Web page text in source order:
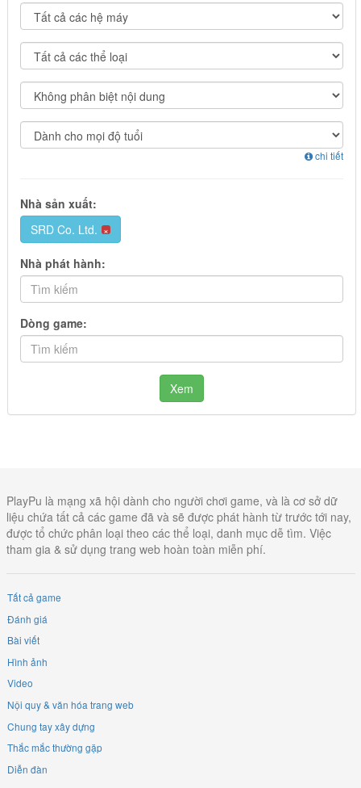
chi tiết
Nhà sản xuất:
SRD Co. Ltd. ×
Nhà phát hành:
Dòng game:
Xem
PlayPu là mạng xã hội dành cho người chơi game, và là cơ sở dữ
liệu chứa tất cả các game đã và sẽ được phát hành từ trước tới nay,
được tổ chức phân loại theo các thể loại, danh mục dễ tìm. Việc
tham gia & sử dụng trang web hoàn toàn miễn phí.
Tất cả game
Đánh giá
Bài viết
Hình ảnh
Video
Nội quy & văn hóa trang web
Chung tay xây dựng
Thắc mắc thường gặp
Diễn đàn